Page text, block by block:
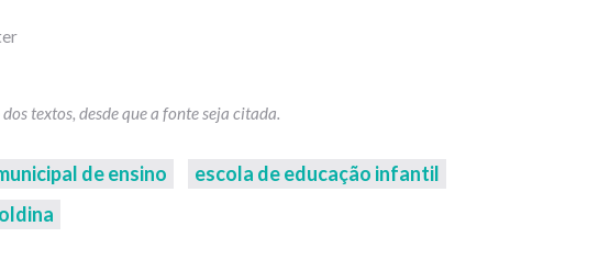
de ensino
escola de educação infantil